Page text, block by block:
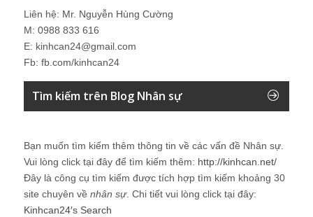
Liên hệ: Mr. Nguyễn Hùng Cường
M: 0988 833 616
E: kinhcan24@gmail.com
Fb: fb.com/kinhcan24
Tìm kiếm trên Blog Nhân sự
Bạn muốn tìm kiếm thêm thông tin về các vấn đề Nhân sự.
Vui lòng click tại đây để tìm kiếm thêm: http://kinhcan.net/
Đây là công cụ tìm kiếm được tích hợp tìm kiếm khoảng 30
site chuyên về nhân sự. Chi tiết vui lòng click tại đây:
Kinhcan24′s Search